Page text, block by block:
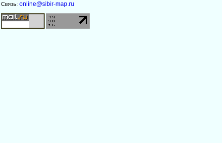
Связь: online@sibir-map.ru